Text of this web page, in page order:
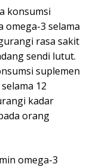
konsumsi
omega-3 selama
rasa sakit
sendi lutut.
suplemen
12
kadar
orang
omega-3